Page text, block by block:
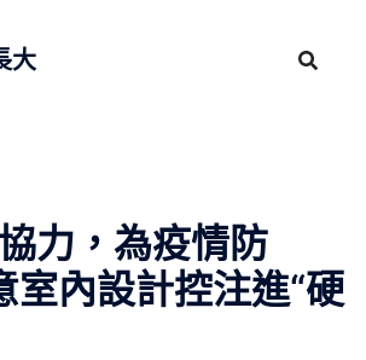
大
力，為疫情防
室內設計控注進“硬